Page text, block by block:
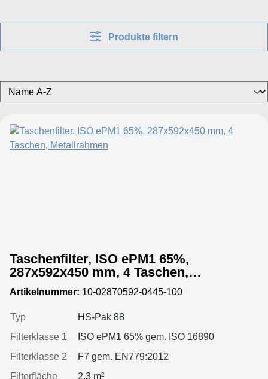
Produkte filtern
Taschenfilter, ISO ePM1 65%,
287x592x450 mm, 4 Taschen,
Metallrahmen
Artikelnummer: 10-02870592-0445-100
Typ
HS-Pak 88
Filterklasse 1
ISO ePM1 65% gem. ISO 16890
Filterklasse 2
F7 gem. EN779:2012
Filterfläche
2.3 m²